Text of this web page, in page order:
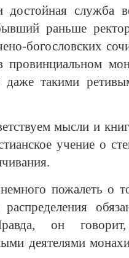
достойная служба
раньше
богословских
провинциальном
даже такими
мысли и
учение о
пожалеть о
он
деятелями